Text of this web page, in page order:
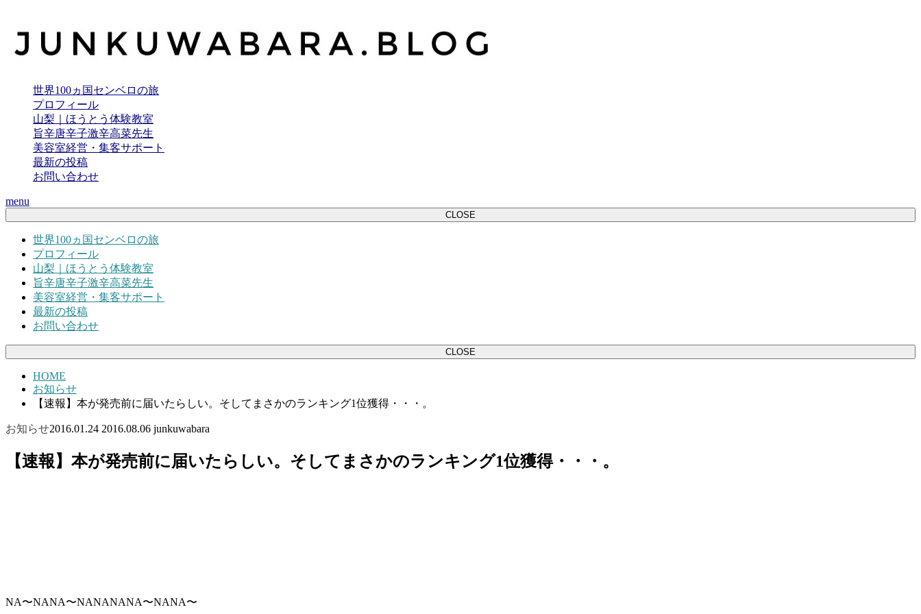
世界100ヵ国センベロの旅
プロフィール
山梨｜ほうとう体験教室
旨辛唐辛子激辛高菜先生
美容室経営・集客サポート
最新の投稿
お問い合わせ
menu
CLOSE
世界100ヵ国センベロの旅
プロフィール
山梨｜ほうとう体験教室
旨辛唐辛子激辛高菜先生
美容室経営・集客サポート
最新の投稿
お問い合わせ
CLOSE
HOME
お知らせ
【速報】本が発売前に届いたらしい。そしてまさかのランキング1位獲得・・・。
お知らせ2016.01.24 2016.08.06 junkuwabara
【速報】本が発売前に届いたらしい。そしてまさかのランキング1位獲得・・・。
NA〜NANA〜NANANANA〜NANA〜